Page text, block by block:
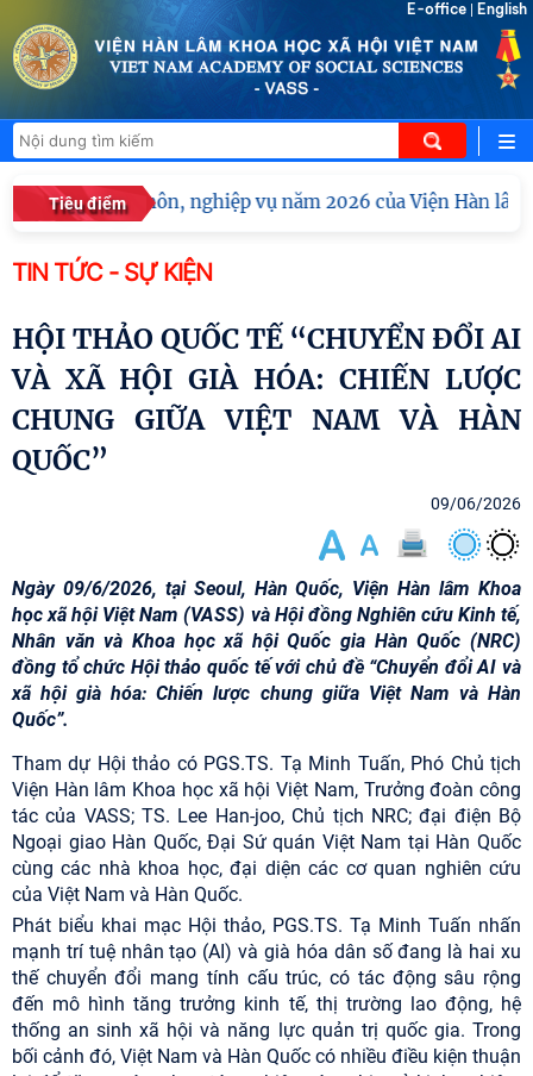
E-office English
Tiêu điểm
chuyên môn, nghiệp vụ năm 2026 của Viện Hàn lâm
TIN TỨC - SỰ KIỆN
HỘI THẢO QUỐC TẾ “CHUYỂN ĐỔI AI
VÀ XÃ HỘI GIÀ HÓA: CHIẾN LƯỢC
CHUNG GIỮA VIỆT NAM VÀ HÀN
QUỐC”
09/06/2026
Ngày 09/6/2026, tại Seoul, Hàn Quốc, Viện Hàn lâm Khoa
học xã hội Việt Nam (VASS) và Hội đồng Nghiên cứu Kinh tế,
Nhân văn và Khoa học xã hội Quốc gia Hàn Quốc (NRC)
đồng tổ chức Hội thảo quốc tế với chủ đề “Chuyển đổi AI và
xã hội già hóa: Chiến lược chung giữa Việt Nam và Hàn
Quốc”.
Tham dự Hội thảo có PGS.TS. Tạ Minh Tuấn, Phó Chủ tịch
Viện Hàn lâm Khoa học xã hội Việt Nam, Trưởng đoàn công
tác của VASS; TS. Lee Han-joo, Chủ tịch NRC; đại điện Bộ
Ngoại giao Hàn Quốc, Đại Sứ quán Việt Nam tại Hàn Quốc
cùng các nhà khoa học, đại diện các cơ quan nghiên cứu
của Việt Nam và Hàn Quốc.
Phát biểu khai mạc Hội thảo, PGS.TS. Tạ Minh Tuấn nhấn
mạnh trí tuệ nhân tạo (AI) và già hóa dân số đang là hai xu
thế chuyển đổi mang tính cấu trúc, có tác động sâu rộng
đến mô hình tăng trưởng kinh tế, thị trường lao động, hệ
thống an sinh xã hội và năng lực quản trị quốc gia. Trong
bối cảnh đó, Việt Nam và Hàn Quốc có nhiều điều kiện thuận